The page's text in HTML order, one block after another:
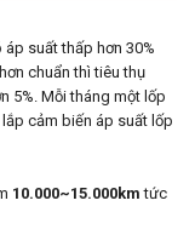
suất thấp hơn 30%
chuẩn thì tiêu thụ
5%. Mỗi tháng một lốp
cảm biến áp suất lốp
10.000~15.000km tức